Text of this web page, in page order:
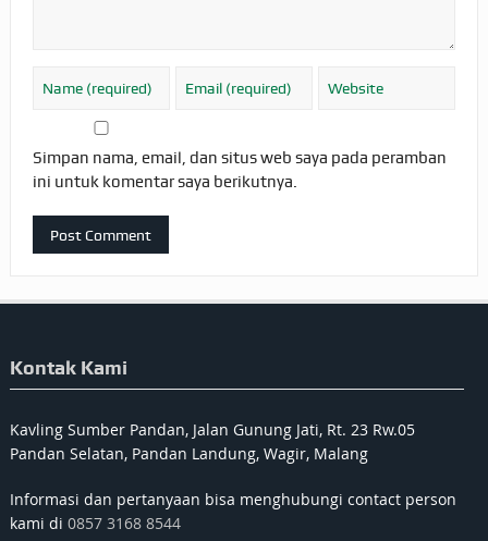
Simpan nama, email, dan situs web saya pada peramban
ini untuk komentar saya berikutnya.
Kontak Kami
Kavling Sumber Pandan, Jalan Gunung Jati, Rt. 23 Rw.05
Pandan Selatan, Pandan Landung, Wagir, Malang
Informasi dan pertanyaan bisa menghubungi contact person
kami di 0857 3168 8544